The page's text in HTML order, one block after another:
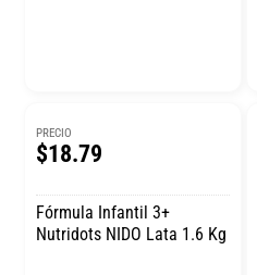
PRECIO
$18.79
Fórmula Infantil 3+
Nutridots NIDO Lata 1.6 Kg